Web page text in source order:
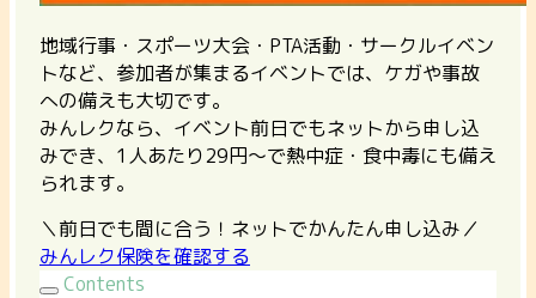
地域行事・スポーツ大会・PTA活動・サークルイベン
トなど、参加者が集まるイベントでは、ケガや事故
への備えも大切です。
みんレクなら、イベント前日でもネットから申し込
みでき、1人あたり29円〜で熱中症・食中毒にも備え
られます。
＼前日でも間に合う！ネットでかんたん申し込み／
みんレク保険を確認する
Contents